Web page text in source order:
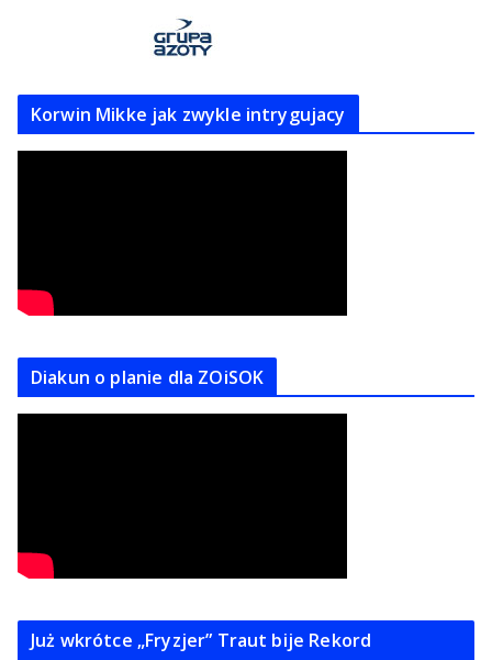
Korwin Mikke jak zwykle intrygujacy
Diakun o planie dla ZOiSOK
Już wkrótce „Fryzjer” Traut bije Rekord